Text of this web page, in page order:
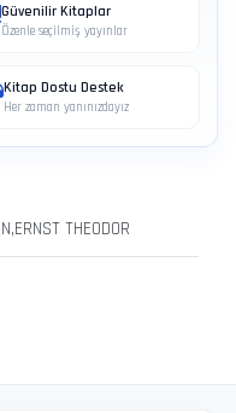
Güvenilir Kitaplar
Özenle seçilmiş yayınlar
Kitap Dostu Destek
Her zaman yanınızdayız
THEODOR